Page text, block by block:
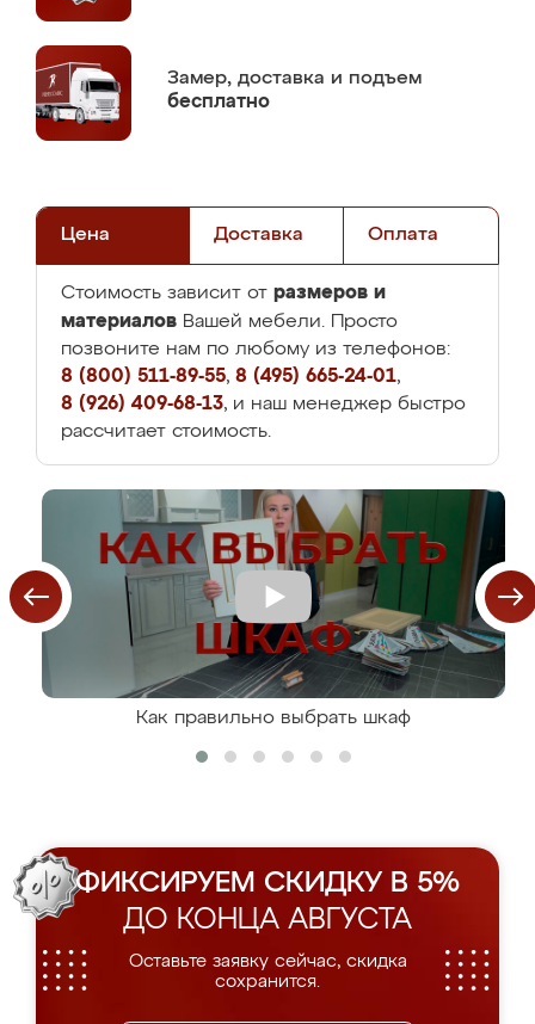
Замер, доставка и подъем
бесплатно
Цена Доставка Оплата
Стоимость зависит от размеров и
материалов Вашей мебели. Просто
позвоните нам по любому из телефонов:
8 (800) 511-89-55, 8 (495) 665-24-01,
8 (926) 409-68-13, и наш менеджер быстро
рассчитает стоимость.
Как правильно выбрать шкаф
ФИКСИРУЕМ СКИДКУ В 5%
ДО КОНЦА АВГУСТА
Оставьте заявку сейчас, скидка
сохранится.